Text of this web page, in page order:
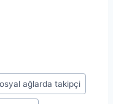
ağlarda takipçi